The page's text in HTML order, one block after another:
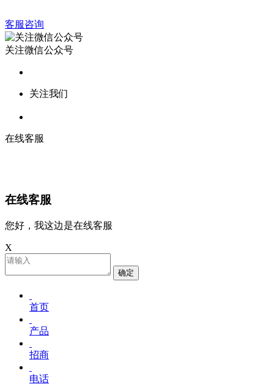
客服咨询
关注微信公众号
关注我们
在线客服
在线客服
您好，我这边是在线客服
X
确定
首页
产品
招商
电话